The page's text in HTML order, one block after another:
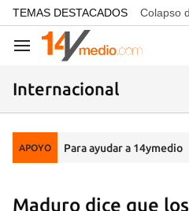
common.go-to-content
TEMAS DESTACADOS Colapso
Navegación
Internacional
APOYO Para ayudar a 14ymedio
Maduro dice que